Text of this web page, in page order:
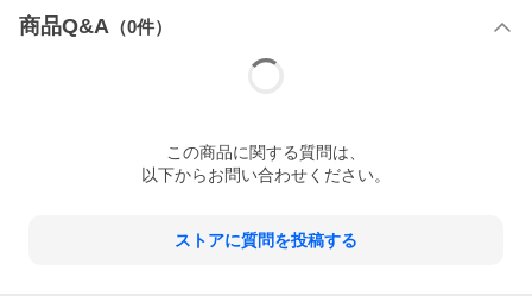
商品Q&A （0件）
この商品に関する質問は、
以下からお問い合わせください。
ストアに質問を投稿する